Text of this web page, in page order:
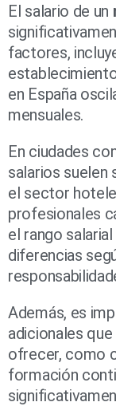
El salario de un
factores,
en España
mensuales.
En ciudades
salarios suelen
el sector
profesionales
el rango
diferencias
Además, es
adicionales
ofrecer, como
formación